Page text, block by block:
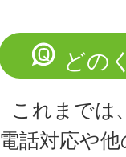
どの
これまでは
電話対応や